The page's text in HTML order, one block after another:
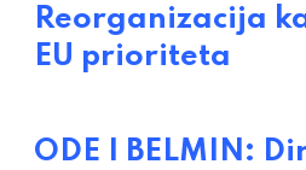
Reorganizacija
EU prioriteta
ODE I BELMIN: